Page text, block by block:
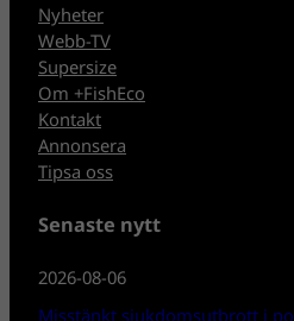
Nyheter
Webb-TV
Supersize
Om +FishEco
Kontakt
Annonsera
Tipsa oss
Senaste nytt
2026-08-06
Misstänkt sjukdomsutbrott i